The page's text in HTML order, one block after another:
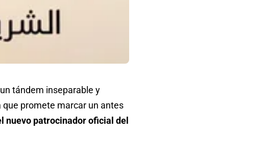
tándem inseparable y
promete marcar un antes
nuevo patrocinador oficial del